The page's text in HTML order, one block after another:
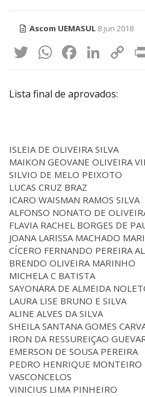
Ascom UEMASUL 8 jun 2018
Twitter
Lista final de aprovados:
ISLEIA DE OLIVEIRA SILVA
MAIKON GEOVANE OLIVEIRA
SILVIO DE MELO PEIXOTO
LUCAS CRUZ BRAZ
ICARO WAISMAN RAMOS SILVA
ALFONSO NONATO DE
FLAVIA RACHEL BORGES DE
JOANA LARISSA MACHADO
CÍCERO FERNANDO PEREIRA
BRENDO OLIVEIRA MARINHO
MICHELA C BATISTA
SAYONARA DE ALMEIDA
LAURA LISE BRUNO E SILVA
ALINE ALVES DA SILVA
SHEILA SANTANA GOMES
IRON DA RESSUREIÇAO
EMERSON DE SOUSA PEREIRA
PEDRO HENRIQUE MONTEIRO
VASCONCELOS
VINICIUS LIMA PINHEIRO